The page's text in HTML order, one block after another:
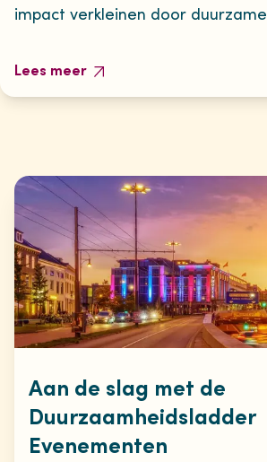
impact verkleinen door duurzame
Lees meer
Aan de slag met de
Duurzaamheidsladder
Evenementen